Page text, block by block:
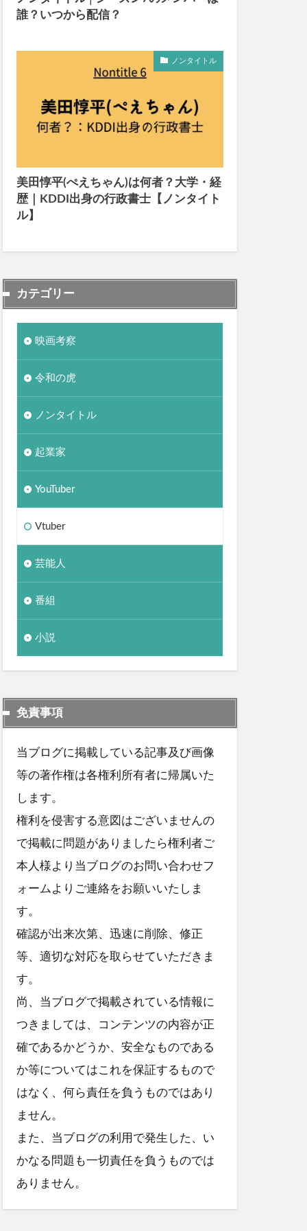
誰？いつから配信？
ノンタイトル
美田惇平(ぺえちゃん)は何者？大学・経
歴｜KDDI出身の行政書士【ノンタイト
ル】
カテゴリー
映画考察
令和の虎
ノンタイトル
起業家
YouTuber
Vtuber
芸能人
番組
小説
免責事項
当ブログに掲載している記事及び画像
等の著作権は各権利所有者に帰属いた
します。
権利を侵害する意図はございませんの
で掲載に問題がありましたら権利者ご
本人様より当ブログのお問い合わせフ
ォームよりご連絡をお願いいたしま
す。
確認が出来次第、迅速に削除、修正
等、適切な対応を取らせていただきま
す。
尚、当ブログで掲載されている情報に
つきましては、コンテンツの内容が正
確であるかどうか、安全なものである
か等についてはこれを保証するもので
はなく、何ら責任を負うものではあり
ません。
また、当ブログの利用で発生した、い
かなる問題も一切責任を負うものでは
ありません。